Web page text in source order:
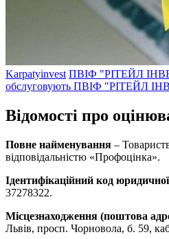
Karpatyinvest ПВІФ "РІТЕЙЛ
обслуговують ПВІФ "РІТЕЙЛ
Відомості про
Повне найменування –
відповідальністю «Профоцінка».
Ідентифікаційний код
37278322.
Місцезнаходження (поштова
Львів, просп. Чорновола, б. 59,